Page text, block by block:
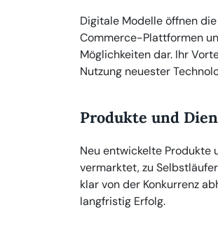
Digitale Modelle öffnen
Commerce-Plattformen
Möglichkeiten dar. Ihr
Nutzung neuester
Produkte und
Neu entwickelte Produkte
vermarktet, zu
klar von der Konkurrenz
langfristig Erfolg.